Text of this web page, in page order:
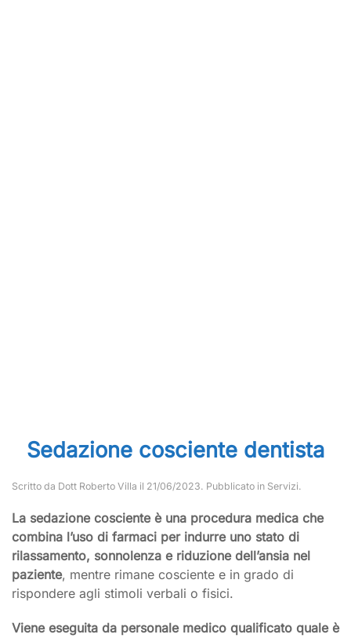
Sedazione cosciente dentista
Scritto da Dott Roberto Villa il 21/06/2023. Pubblicato in Servizi.
La sedazione cosciente è una procedura medica che
combina l’uso di farmaci per indurre uno stato di
rilassamento, sonnolenza e riduzione dell’ansia nel
paziente, mentre rimane cosciente e in grado di
rispondere agli stimoli verbali o fisici.
Viene eseguita da personale medico qualificato quale è